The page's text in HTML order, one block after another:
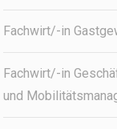
Fachwirt/-in
Fachwirt/-in
und